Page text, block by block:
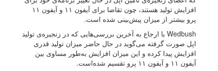
افزایش تولید هستند، چون تقاضا برای آیفون ۱۱ و آیفون ۱۱
پرو بیشتر از میزان پیش‌بینی شده است.
Wedbush با ارجاع به آخرین بررسی‌هایی که در زنجیره‌ی تولید
اپل صورت گرفته می‌گوید در حال حاضر میزان تولید قدری
افزایش پیدا کرده‌ و این میزان افزایش به‌طور مساوی بین
آیفون ۱۱ و آیفون ۱۱ پرو تقسیم شده‌است.